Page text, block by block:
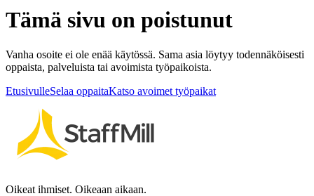
Tämä sivu on poistunut
Vanha osoite ei ole enää käytössä. Sama asia löytyy todennäköisesti
oppaista, palveluista tai avoimista työpaikoista.
EtusivulleSelaa oppaitaKatso avoimet työpaikat
Oikeat ihmiset. Oikeaan aikaan.